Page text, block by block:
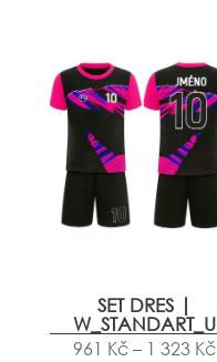
SET DRES |
W_STANDART_U
961 Kč – 1 323 Kč